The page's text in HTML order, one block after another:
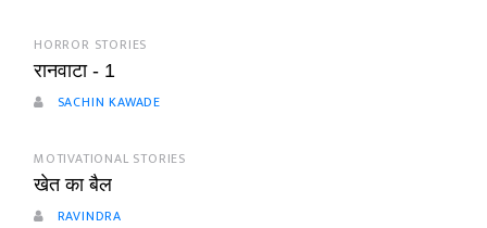
HORROR STORIES
रानवाटा - 1
SACHIN KAWADE
MOTIVATIONAL STORIES
खेत का बैल
RAVINDRA